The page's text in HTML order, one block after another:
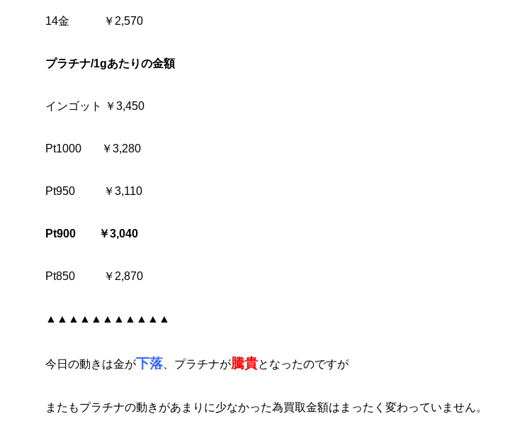
14金 ￥2,570
プラチナ/1gあたりの金額
インゴット ￥3,450
Pt1000 ￥3,280
Pt950 ￥3,110
Pt900 ￥3,040
Pt850 ￥2,870
▲▲▲▲▲▲▲▲▲▲▲
今日の動きは金が下落 、プラチナが騰貴となったのですが
またもプラチナの動きがあまりに少なかった為買取金額はまったく変わっていません。